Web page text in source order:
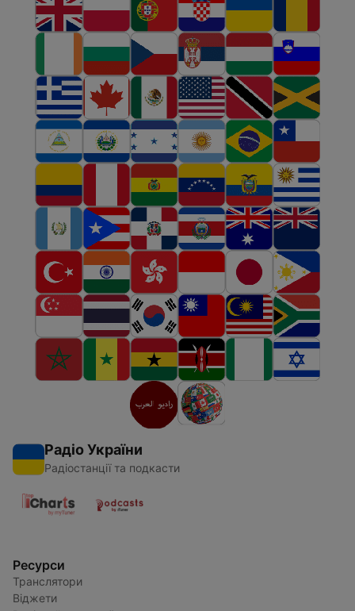
Радіо України
Радіостанції та подкасти
Ресурси
Транслятори
Віджети